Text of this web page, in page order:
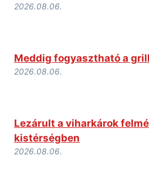
2026.08.06.
Meddig fogyasztható a
2026.08.06.
Lezárult a viharkárok
kistérségben
2026.08.06.